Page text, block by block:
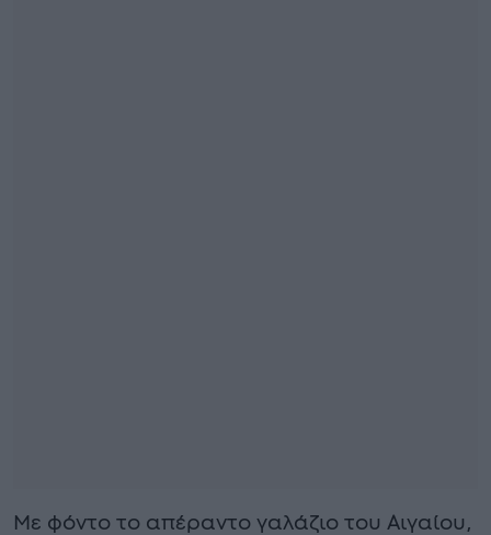
Με φόντο το απέραντο γαλάζιο του Αιγαίου,